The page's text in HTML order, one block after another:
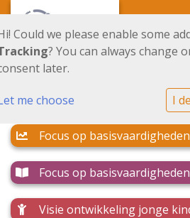
Focus op
Focus op
Visie ontwikkeling jonge
Could we please enable some
? You can always change
later.
me choose I